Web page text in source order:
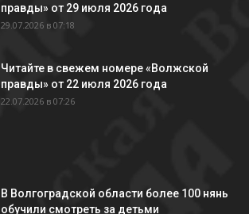
правды» от 29 июля 2026 года
29.07.2026 в 07:18
Читайте в свежем номере «Волжской
правды» от 22 июля 2026 года
22.07.2026 в 07:26
В Волгоградской области более 100 нянь
обучили смотреть за детьми